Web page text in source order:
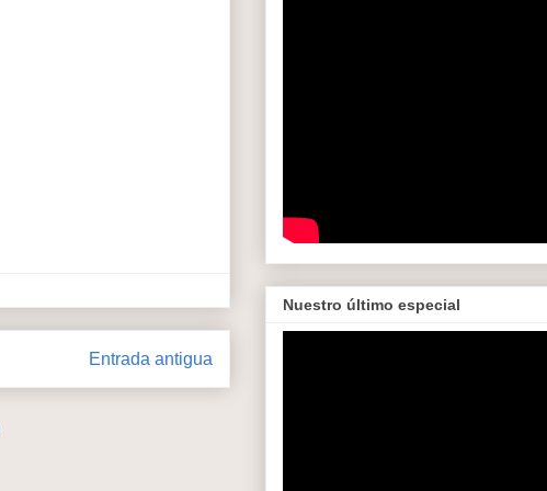
Entrada antigua
Nuestro último especial